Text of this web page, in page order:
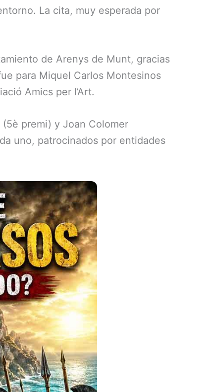
La cita, muy esperada por
de Arenys de Munt, gracias
para Miquel Carlos Montesinos
Amics per l’Art.
premi) y Joan Colomer
uno, patrocinados por entidades